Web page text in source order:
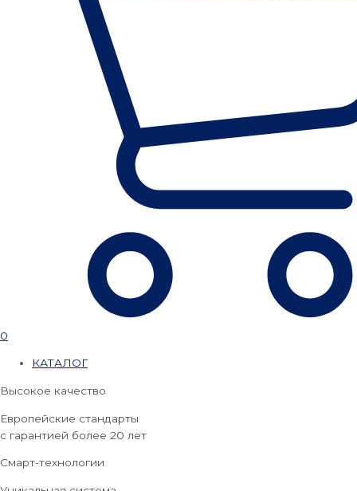
0
КАТАЛОГ
Высокое качество
Европейские стандарты
с гарантией более 20 лет
Смарт-технологии